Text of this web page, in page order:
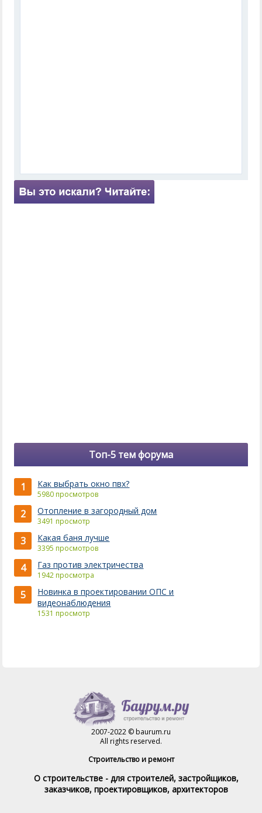
Топ-5 тем форума
1 Как выбрать окно пвх?
5980 просмотров
2 Отопление в загородный дом
3491 просмотр
3 Какая баня лучше
3395 просмотров
4 Газ против электричества
1942 просмотра
5
Новинка в проектировании ОПС и
видеонаблюдения
1531 просмотр
2007-2022 © baurum.ru
All rights reserved.
Строительство и ремонт
О строительстве - для строителей, застройщиков,
заказчиков, проектировщиков, архитекторов